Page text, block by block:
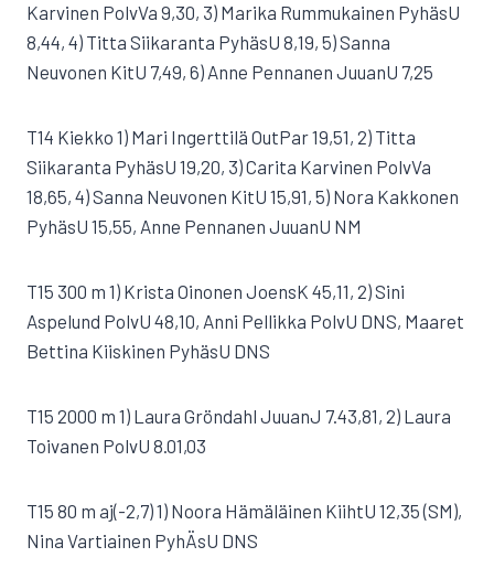
Karvinen PolvVa 9,30, 3) Marika Rummukainen PyhäsU
8,44, 4) Titta Siikaranta PyhäsU 8,19, 5) Sanna
Neuvonen KitU 7,49, 6) Anne Pennanen JuuanU 7,25
T14 Kiekko 1) Mari Ingerttilä OutPar 19,51, 2) Titta
Siikaranta PyhäsU 19,20, 3) Carita Karvinen PolvVa
18,65, 4) Sanna Neuvonen KitU 15,91, 5) Nora Kakkonen
PyhäsU 15,55, Anne Pennanen JuuanU NM
T15 300 m 1) Krista Oinonen JoensK 45,11, 2) Sini
Aspelund PolvU 48,10, Anni Pellikka PolvU DNS, Maaret
Bettina Kiiskinen PyhäsU DNS
T15 2000 m 1) Laura Gröndahl JuuanJ 7.43,81, 2) Laura
Toivanen PolvU 8.01,03
T15 80 m aj(-2,7) 1) Noora Hämäläinen KiihtU 12,35 (SM),
Nina Vartiainen PyhÄsU DNS